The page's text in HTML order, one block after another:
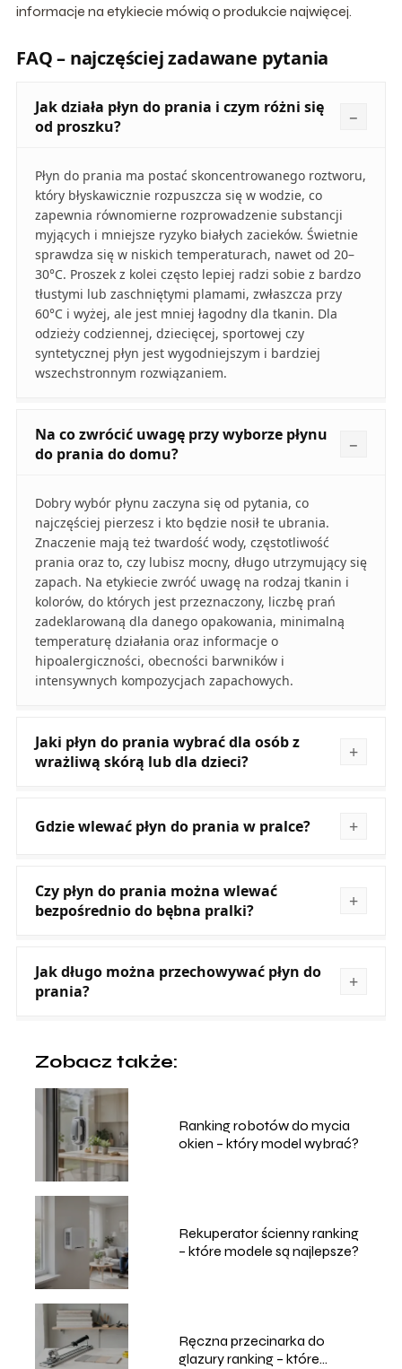
informacje na etykiecie mówią o produkcie najwięcej.
FAQ – najczęściej zadawane pytania
Jak działa płyn do prania i czym różni się
od proszku?
Płyn do prania ma postać skoncentrowanego roztworu,
który błyskawicznie rozpuszcza się w wodzie, co
zapewnia równomierne rozprowadzenie substancji
myjących i mniejsze ryzyko białych zacieków. Świetnie
sprawdza się w niskich temperaturach, nawet od 20–
30°C. Proszek z kolei często lepiej radzi sobie z bardzo
tłustymi lub zaschniętymi plamami, zwłaszcza przy
60°C i wyżej, ale jest mniej łagodny dla tkanin. Dla
odzieży codziennej, dziecięcej, sportowej czy
syntetycznej płyn jest wygodniejszym i bardziej
wszechstronnym rozwiązaniem.
Na co zwrócić uwagę przy wyborze płynu
do prania do domu?
Dobry wybór płynu zaczyna się od pytania, co
najczęściej pierzesz i kto będzie nosił te ubrania.
Znaczenie mają też twardość wody, częstotliwość
prania oraz to, czy lubisz mocny, długo utrzymujący się
zapach. Na etykiecie zwróć uwagę na rodzaj tkanin i
kolorów, do których jest przeznaczony, liczbę prań
zadeklarowaną dla danego opakowania, minimalną
temperaturę działania oraz informacje o
hipoalergiczności, obecności barwników i
intensywnych kompozycjach zapachowych.
Jaki płyn do prania wybrać dla osób z
wrażliwą skórą lub dla dzieci?
Gdzie wlewać płyn do prania w pralce?
Czy płyn do prania można wlewać
bezpośrednio do bębna pralki?
Jak długo można przechowywać płyn do
prania?
Zobacz także:
Ranking robotów do mycia
okien – który model wybrać?
Rekuperator ścienny ranking
– które modele są najlepsze?
Ręczna przecinarka do
glazury ranking – które